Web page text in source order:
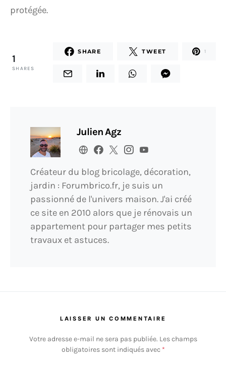
protégée.
1
SHARES
SHARE TWEET 1
Julien Agz
Créateur du blog bricolage, décoration,
jardin : Forumbrico.fr, je suis un
passionné de l'univers maison. J'ai créé
ce site en 2010 alors que je rénovais un
appartement pour partager mes petits
travaux et astuces.
LAISSER UN COMMENTAIRE
Votre adresse e-mail ne sera pas publiée. Les champs
obligatoires sont indiqués avec *